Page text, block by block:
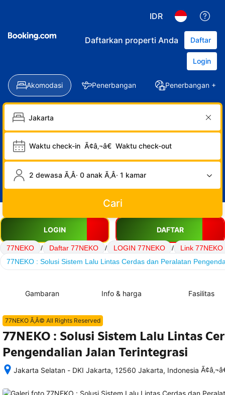
IDR
Daftarkan properti Anda Daftar
Login
Akomodasi Penerbangan Penerbangan +
Waktu check-in Ã¢â‚¬â€ Waktu check-out
2 dewasa Ã‚Â· 0 anak Ã‚Â· 1 kamar
Cari
LOGIN DAFTAR
77NEKO / Daftar 77NEKO / LOGIN 77NEKO /
Link 77NEKO
77NEKO : Solusi Sistem Lalu Lintas Cerdas dan Peralatan
Gambaran Info & harga Fasilitas
77NEKO Ã‚Â© All Rights Reserved
77NEKO : Solusi Sistem Lalu Lintas
Pengendalian Jalan Terintegrasi
Jakarta Selatan - DKI Jakarta, 12560 Jakarta, Indonesia
memesan,